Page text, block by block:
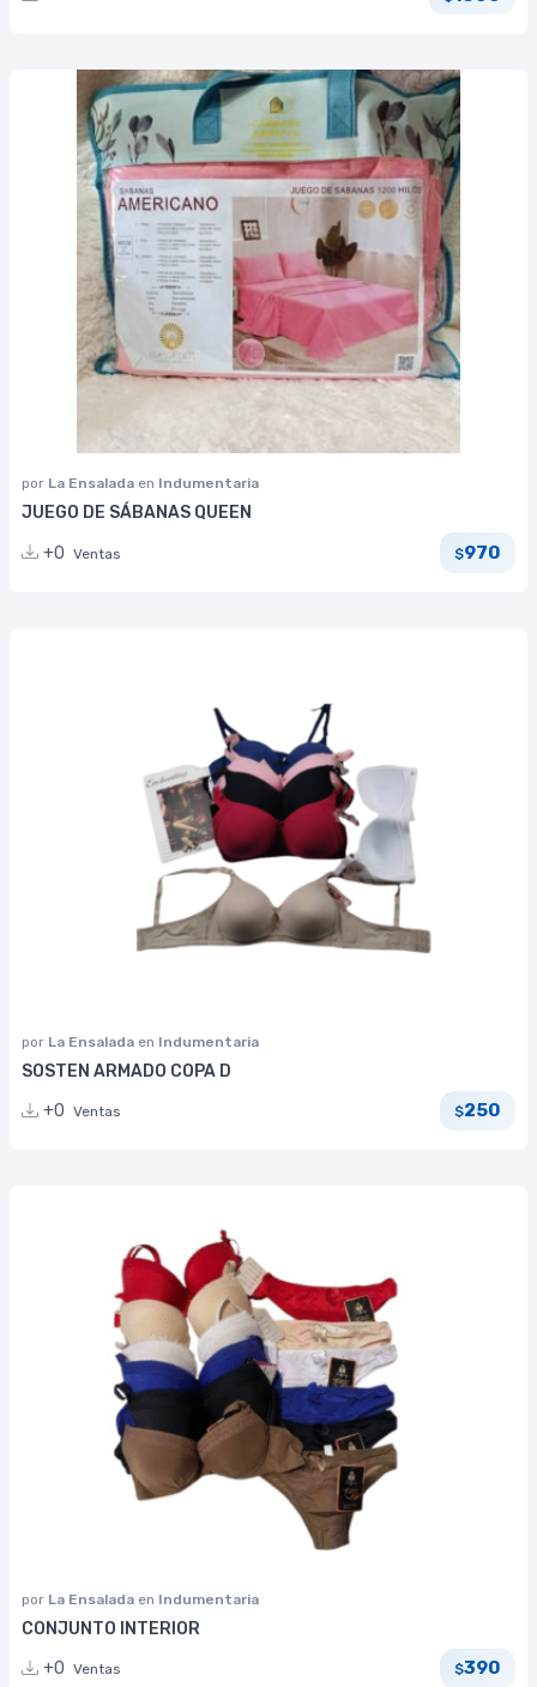
por La Ensalada en Indumentaria
JUEGO DE SÁBANAS QUEEN
+0 Ventas $970
por La Ensalada en Indumentaria
SOSTEN ARMADO COPA D
+0 Ventas $250
por La Ensalada en Indumentaria
CONJUNTO INTERIOR
+0 Ventas $390